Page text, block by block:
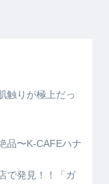
触りが極上だっ
品〜K-CAFEハナ
で発見！！「ガ